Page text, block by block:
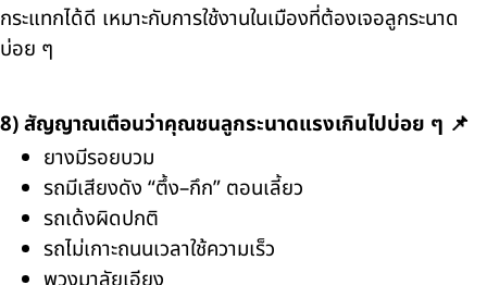
กระแทกได้ดี เหมาะกับการใช้งานในเมืองที่ต้องเจอลูกระนาด
บ่อย ๆ
8) สัญญาณเตือนว่าคุณชนลูกระนาดแรงเกินไปบ่อย ๆ 📌
ยางมีรอยบวม
รถมีเสียงดัง “ตึ้ง–กึก” ตอนเลี้ยว
รถเด้งผิดปกติ
รถไม่เกาะถนนเวลาใช้ความเร็ว